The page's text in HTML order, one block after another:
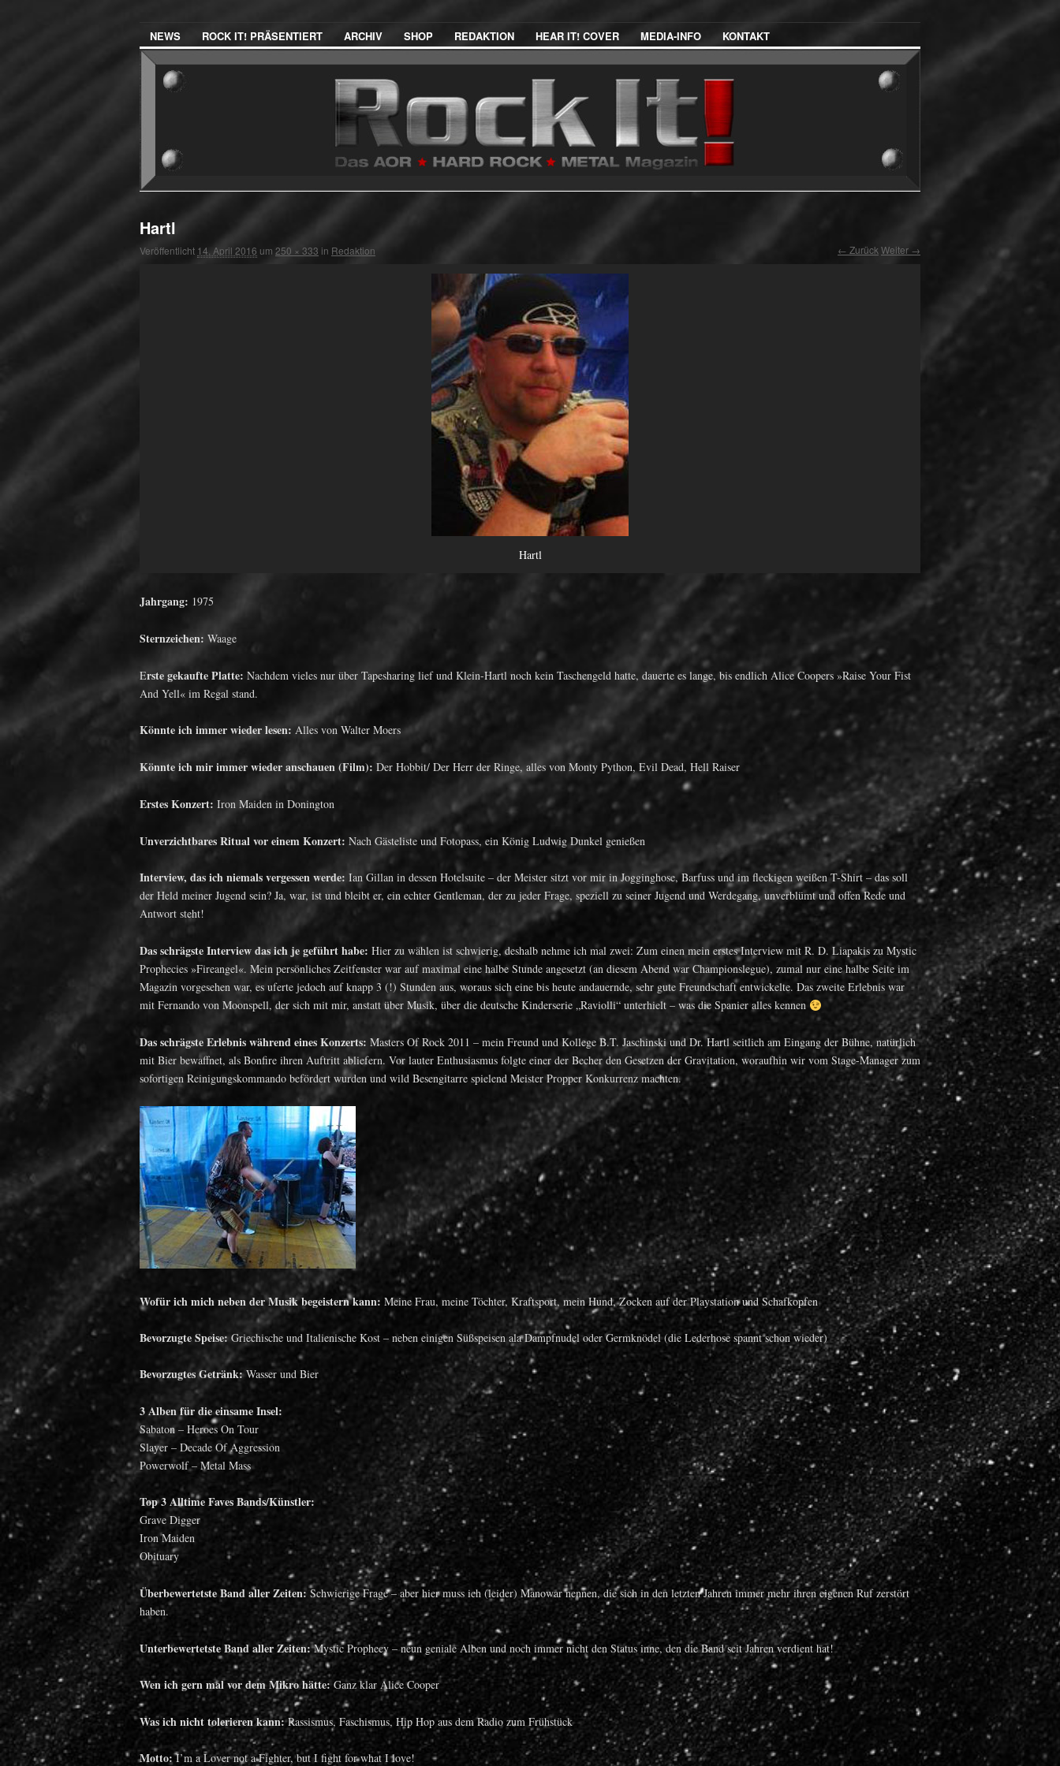
NEWS ROCK IT! PRÄSENTIERT ARCHIV SHOP REDAKTION HEAR IT! COVER MEDIA-INFO KONTAKT
Hartl
Veröffentlicht 14. April 2016 um 250 × 333 in Redaktion ← Zurück Weiter →
Hartl
Jahrgang: 1975
Sternzeichen: Waage
Erste gekaufte Platte: Nachdem vieles nur über Tapesharing lief und Klein-Hartl noch kein Taschengeld hatte, dauerte es lange, bis endlich Alice Coopers »Raise Your Fist
And Yell« im Regal stand.
Könnte ich immer wieder lesen: Alles von Walter Moers
Könnte ich mir immer wieder anschauen (Film): Der Hobbit/ Der Herr der Ringe, alles von Monty Python, Evil Dead, Hell Raiser
Erstes Konzert: Iron Maiden in Donington
Unverzichtbares Ritual vor einem Konzert: Nach Gästeliste und Fotopass, ein König Ludwig Dunkel genießen
Interview, das ich niemals vergessen werde: Ian Gillan in dessen Hotelsuite – der Meister sitzt vor mir in Jogginghose, Barfuss und im fleckigen weißen T-Shirt – das soll
der Held meiner Jugend sein? Ja, war, ist und bleibt er, ein echter Gentleman, der zu jeder Frage, speziell zu seiner Jugend und Werdegang, unverblümt und offen Rede und
Antwort steht!
Das schrägste Interview das ich je geführt habe: Hier zu wählen ist schwierig, deshalb nehme ich mal zwei: Zum einen mein erstes Interview mit R. D. Liapakis zu Mystic
Prophecies »Fireangel«. Mein persönliches Zeitfenster war auf maximal eine halbe Stunde angesetzt (an diesem Abend war Championslegue), zumal nur eine halbe Seite im
Magazin vorgesehen war, es uferte jedoch auf knapp 3 (!) Stunden aus, woraus sich eine bis heute andauernde, sehr gute Freundschaft entwickelte. Das zweite Erlebnis war
mit Fernando von Moonspell, der sich mit mir, anstatt über Musik, über die deutsche Kinderserie „Raviolli“ unterhielt – was die Spanier alles kennen
Das schrägste Erlebnis während eines Konzerts: Masters Of Rock 2011 – mein Freund und Kollege B.T. Jaschinski und Dr. Hartl seitlich am Eingang der Bühne, natürlich
mit Bier bewaffnet, als Bonfire ihren Auftritt abliefern. Vor lauter Enthusiasmus folgte einer der Becher den Gesetzen der Gravitation, woraufhin wir vom Stage-Manager zum
sofortigen Reinigungskommando befördert wurden und wild Besengitarre spielend Meister Propper Konkurrenz machten.
Wofür ich mich neben der Musik begeistern kann: Meine Frau, meine Töchter, Kraftsport, mein Hund, Zocken auf der Playstation und Schafkopfen
Bevorzugte Speise:Griechische und Italienische Kost – neben einigen Süßspeisen ala Dampfnudel oder Germknödel (die Lederhose spannt schon wieder)
Bevorzugtes Getränk:Wasser und Bier
3 Alben für die einsame Insel:
Sabaton – Heroes On Tour
Slayer – Decade Of Aggression
Powerwolf – Metal Mass
Top 3 Alltime Faves Bands/Künstler:
Grave Digger
Iron Maiden
Obituary
Überbewertetste Band aller Zeiten:Schwierige Frage – aber hier muss ich (leider) Manowar nennen, die sich in den letzten Jahren immer mehr ihren eigenen Ruf zerstört
haben.
Unterbewertetste Band aller Zeiten:Mystic Prophecy – neun geniale Alben und noch immer nicht den Status inne, den die Band seit Jahren verdient hat!
Wen ich gern mal vor dem Mikro hätte:Ganz klar Alice Cooper
Was ich nicht tolerieren kann:Rassismus, Faschismus, Hip Hop aus dem Radio zum Frühstück
Motto:I’m a Lover not a Fighter, but I fight for what I love!